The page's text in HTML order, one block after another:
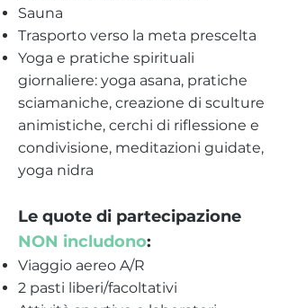
Sauna
Trasporto verso la meta prescelta
Yoga e pratiche spirituali
giornaliere: yoga asana, pratiche
sciamaniche, creazione di sculture
animistiche, cerchi di riflessione e
condivisione, meditazioni guidate,
yoga nidra
Le quote di partecipazione
NON includono:
Viaggio aereo A/R
2 pasti liberi/facoltativi